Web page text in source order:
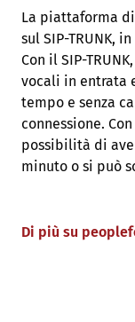
La piattaforma
sul SIP-TRUNK,
Con il SIP-
vocali in entrata
tempo e senza
connessione.
possibilità di
minuto o si può
Di più su